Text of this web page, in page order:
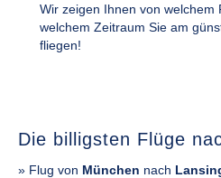
Wir zeigen Ihnen von welchem
welchem Zeitraum Sie am
fliegen!
Die billigsten Flüge
» Flug von München nach